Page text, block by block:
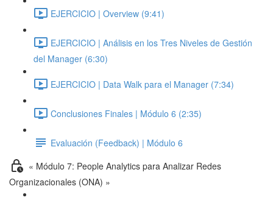
EJERCICIO | Overview (9:41)
EJERCICIO | Análisis en los Tres Niveles de Gestión
del Manager (6:30)
EJERCICIO | Data Walk para el Manager (7:34)
Conclusiones Finales | Módulo 6 (2:35)
Evaluación (Feedback) | Módulo 6
« Módulo 7: People Analytics para Analizar Redes
Organizacionales (ONA) »